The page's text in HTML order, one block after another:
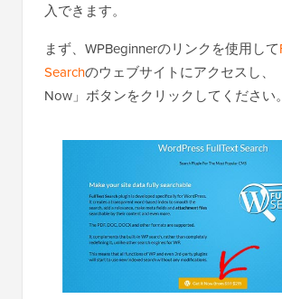
入できます。
まず、WPBeginnerのリンクを使用して
Searchのウェブサイトにアクセスし、
Now」ボタンをクリックしてください。